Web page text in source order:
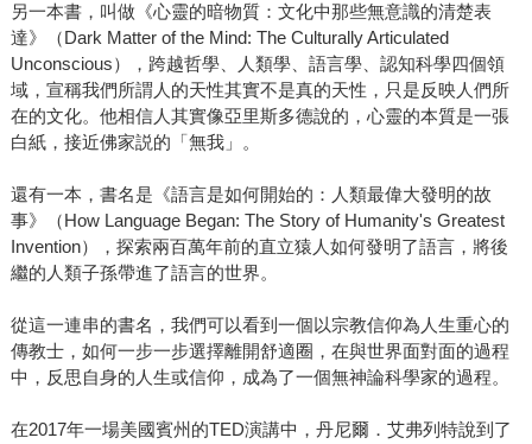
另一本書，叫做《心靈的暗物質：文化中那些無意識的清楚表
達》（Dark Matter of the Mind: The Culturally Articulated
Unconscious），跨越哲學、人類學、語言學、認知科學四個領
域，宣稱我們所謂人的天性其實不是真的天性，只是反映人們所
在的文化。他相信人其實像亞里斯多德說的，心靈的本質是一張
白紙，接近佛家説的「無我」。
還有一本，書名是《語言是如何開始的：人類最偉大發明的故
事》（How Language Began: The Story of Humanity's Greatest
Invention），探索兩百萬年前的直立猿人如何發明了語言，將後
繼的人類子孫帶進了語言的世界。
從這一連串的書名，我們可以看到一個以宗教信仰為人生重心的
傳教士，如何一步一步選擇離開舒適圈，在與世界面對面的過程
中，反思自身的人生或信仰，成為了一個無神論科學家的過程。
在2017年一場美國賓州的TED演講中，丹尼爾．艾弗列特說到了